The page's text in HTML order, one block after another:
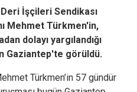
İşçileri Sendikası
Mehmet Türkmen'in,
dolayı yargılandığı
Gaziantep'te görüldü.
Türkmen’in 57 gündür